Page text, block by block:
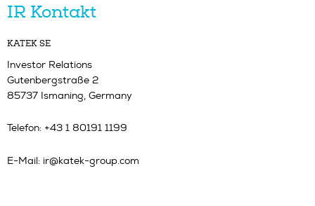
IR Kontakt
KATEK SE
Investor Relations
Gutenbergstraße 2
85737 Ismaning, Germany
Telefon: +43 1 80191 1199
E-Mail: ir@katek-group.com